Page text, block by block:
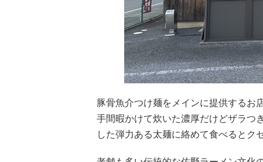
豚骨魚介つけ麺をメインに提供するお店
手間暇かけて炊いた濃厚だけどザラつ
した弾力ある太麺に絡めて食べるとク